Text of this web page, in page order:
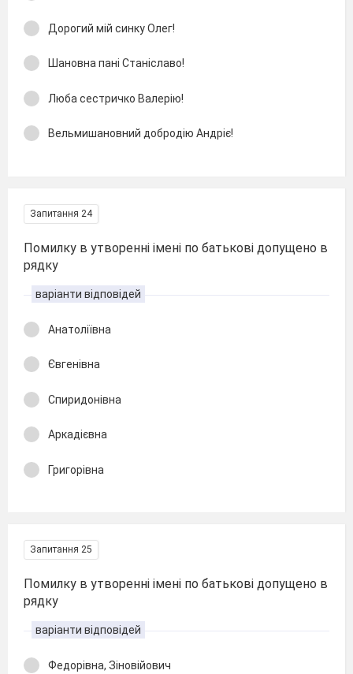
Дорогий мій синку Олег!
Шановна пані Станіславо!
Люба сестричко Валерію!
Вельмишановний добродію Андріє!
Запитання 24
Помилку в утворенні імені по батькові допущено в
рядку
варіанти відповідей
Анатоліївна
Євгенівна
Спиридонівна
Аркадієвна
Григорівна
Запитання 25
Помилку в утворенні імені по батькові допущено в
рядку
варіанти відповідей
Федорівна, Зіновійович